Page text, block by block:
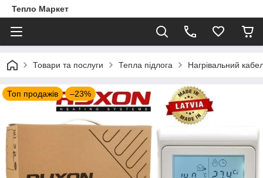
Тепло Маркет
Товари та послуги Тепла підлога Нагрівальний
Топ продажів –23%